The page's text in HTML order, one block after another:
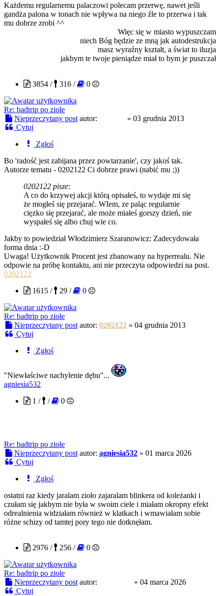
Każdemu regularnemu palaczowi polecam przerwę, nawet jeśli
gandża palona w tonach nie wpływa na niego źle to przerwa i tak
mu dobrze zrobi ^^
Więc się w miasto wypuszczam
niech Bóg będzie ze mną jak autodestrukcja
masz wyraźny kształt, a świat to iluzja
jakbym te twoje pieniądze miał to bym je puszczał
3854 /
316 / 0
Re: badtrip po ziole
Nieprzeczytany post autor: » 03 grudnia 2013
Cytuj
Zgłoś
Bo 'radość jest zabijana przez powtarzanie', czy jakoś tak.
Autorze tematu - 0202122 Ci dobrze prawi (nabić mu ;))
0202122 pisze:
A co do krzywej akcji którą opisałeś, to wydaje mi się
że mogłeś się przejarać. WIem, ze paląc regularnie
cięzko się przejarać, ale może miałeś gorszy dzień, nie
wyspałeś się albo chuj wie co.
Jakby to powiedział Włodzimierz Szaranowicz: Zadecydowała
forma dnia :-D
Uwaga! Użytkownik Procent jest zbanowany na hyperrealu. Nie
odpowie na próbę kontaktu, ani nie przeczyta odpowiedzi na post.
0202122
1615 /
29 / 0
Re: badtrip po ziole
Nieprzeczytany post autor: 0202122» 04 grudnia 2013
Cytuj
Zgłoś
"Niewłaściwe nachylenie dębu"...
agniesia532
1 /
/ 0
Re: badtrip po ziole
Nieprzeczytany post autor: agniesia532» 01 marca 2026
Cytuj
Zgłoś
ostatni raz kiedy jaralam zioło zajaralam blinkera od koleżanki i
czułam się jakbym nie była w swoim ciele i miałam okropny efekt
odrealnienia widziałam również w klatkach i wmawiałam sobie
różne schizy od tamtej pory tego nie dotknęłam.
2976 /
256 / 0
Re: badtrip po ziole
Nieprzeczytany post autor: » 04 marca 2026
Cytuj